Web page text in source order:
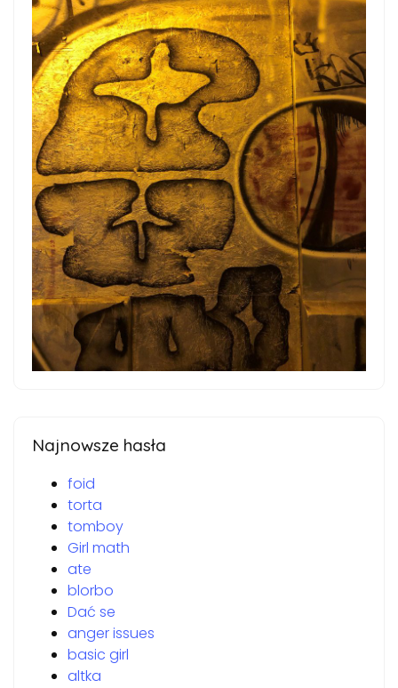
Najnowsze hasła
foid
torta
tomboy
Girl math
ate
blorbo
Dać se
anger issues
basic girl
altka